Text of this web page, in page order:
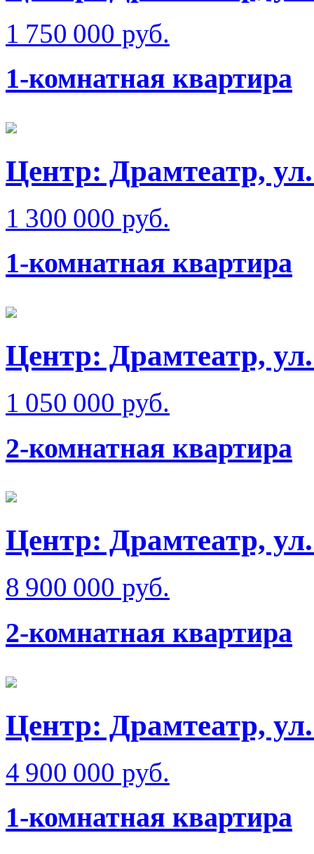
1 750 000 руб.
1-комнатная квартира
Центр: Драмтеатр,
1 300 000 руб.
1-комнатная квартира
Центр: Драмтеатр,
1 050 000 руб.
2-комнатная квартира
Центр: Драмтеатр,
8 900 000 руб.
2-комнатная квартира
Центр: Драмтеатр,
4 900 000 руб.
1-комнатная квартира